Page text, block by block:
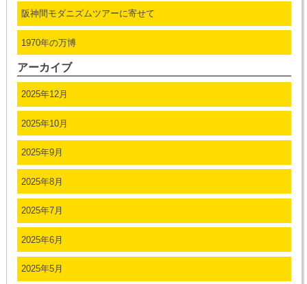
阪神間モダニズムツアーに寄せて
1970年の万博
アーカイブ
2025年12月
2025年10月
2025年9月
2025年8月
2025年7月
2025年6月
2025年5月